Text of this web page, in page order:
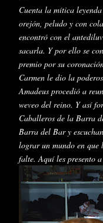
Cuenta la mítica
orejón, peludo y con
encontró con el
sacarla. Y por ello se
premio por su
Carmen le dio la
Amadeus procedió a
weveo del reino. Yasí
Caballeros de la Barra
Barra del Bar y
lograr un mundo en que
falte.Aquíles presento